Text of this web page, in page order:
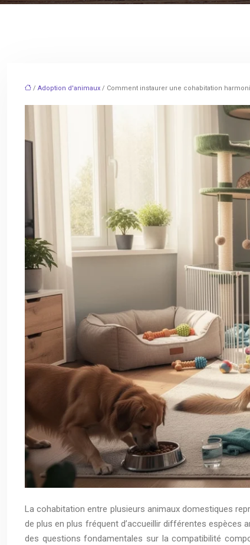
/ Adoption d'animaux / Comment instaurer une cohabitation
La cohabitation entre plusieurs animaux domestiques
de plus en plus fréquent d’accueillir différentes
des questions fondamentales sur la compatibilité